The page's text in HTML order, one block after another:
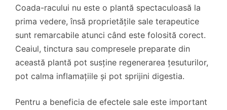
Coada-racului nu este o plantă spectaculoasă la
prima vedere, însă proprietățile sale terapeutice
sunt remarcabile atunci când este folosită corect.
Ceaiul, tinctura sau compresele preparate din
această plantă pot susține regenerarea țesuturilor,
pot calma inflamațiile și pot sprijini digestia.
Pentru a beneficia de efectele sale este important